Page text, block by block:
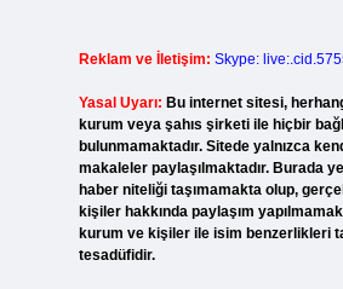
Reklam ve İletişim: Skype:
Yasal Uyarı: Bu internet sitesi,
kurum veya şahıs şirketi ile hiçbir
bulunmamaktadır. Sitede yalnızca
makaleler paylaşılmaktadır. Burada
haber niteliği taşımamakta olup,
kişiler hakkında paylaşım
kurum ve kişiler ile isim benzerlikleri
tesadüfidir.